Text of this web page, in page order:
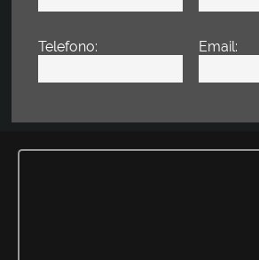
Telefono: Email: